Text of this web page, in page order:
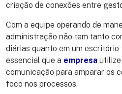
criação de conexões entre
Com a equipe operando de
administração não tem tanto
diárias quanto em um escritório
essencial que a empresa
comunicação para amparar os
foco nos processos.